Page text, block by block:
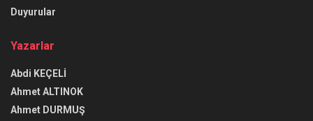
Duyurular
Yazarlar
Abdi KEÇELİ
Ahmet ALTINOK
Ahmet DURMUŞ